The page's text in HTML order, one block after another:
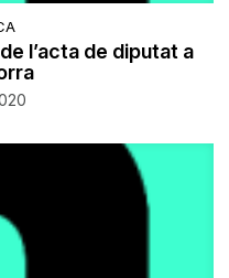
l’acta de diputat a